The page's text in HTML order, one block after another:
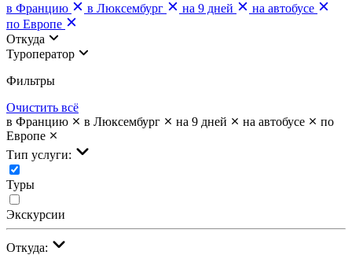
в Францию
в Люксембург на 9 дней
на автобусе
по Европе
Откуда
Туроператор
Фильтры
Очистить всё
в Францию
в Люксембург на 9 дней на автобусе
по
Европе
Тип услуги:
Туры
Экскурсии
Откуда: